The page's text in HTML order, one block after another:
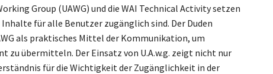
Group (UAWG) und die WAI Technical Activity setzen
für alle Benutzer zugänglich sind. Der Duden
als praktisches Mittel der Kommunikation, um
zu übermitteln. Der Einsatz von U.A.w.g. zeigt nicht nur
für die Wichtigkeit der Zugänglichkeit in der